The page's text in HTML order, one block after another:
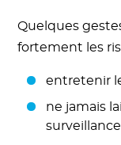
Quelques
fortement les
entretenir
ne jamais
surveillance